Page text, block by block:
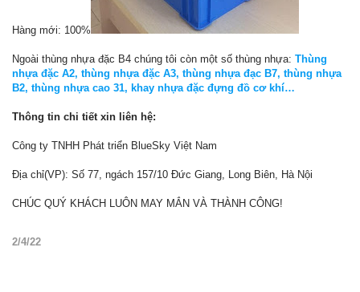
Hàng mới: 100%
Ngoài thùng nhựa đặc B4 chúng tôi còn một số thùng nhựa: Thùng
nhựa đặc A2, thùng nhựa đặc A3, thùng nhựa đạc B7, thùng nhựa
B2, thùng nhựa cao 31, khay nhựa đặc đựng đồ cơ khí…
Thông tin chi tiết xin liên hệ:
Công ty TNHH Phát triển BlueSky Việt Nam
Địa chỉ(VP): Số 77, ngách 157/10 Đức Giang, Long Biên, Hà Nội
CHÚC QUÝ KHÁCH LUÔN MAY MẮN VÀ THÀNH CÔNG!
2/4/22